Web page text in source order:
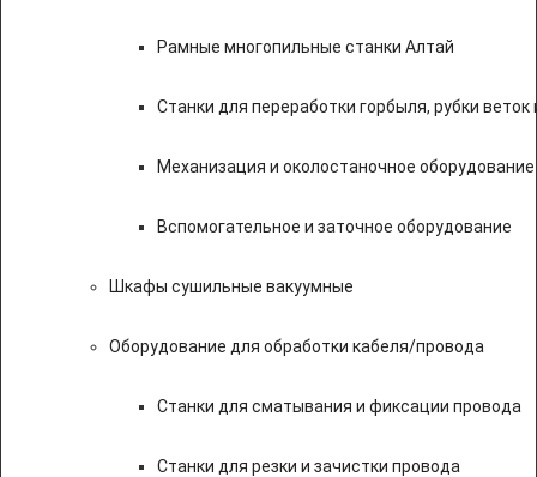
Рамные многопильные станки Алтай
Станки для переработки горбыля, рубки веток
Механизация и околостаночное оборудование
Вспомогательное и заточное оборудование
Шкафы сушильные вакуумные
Оборудование для обработки кабеля/провода
Станки для сматывания и фиксации провода
Станки для резки и зачистки провода